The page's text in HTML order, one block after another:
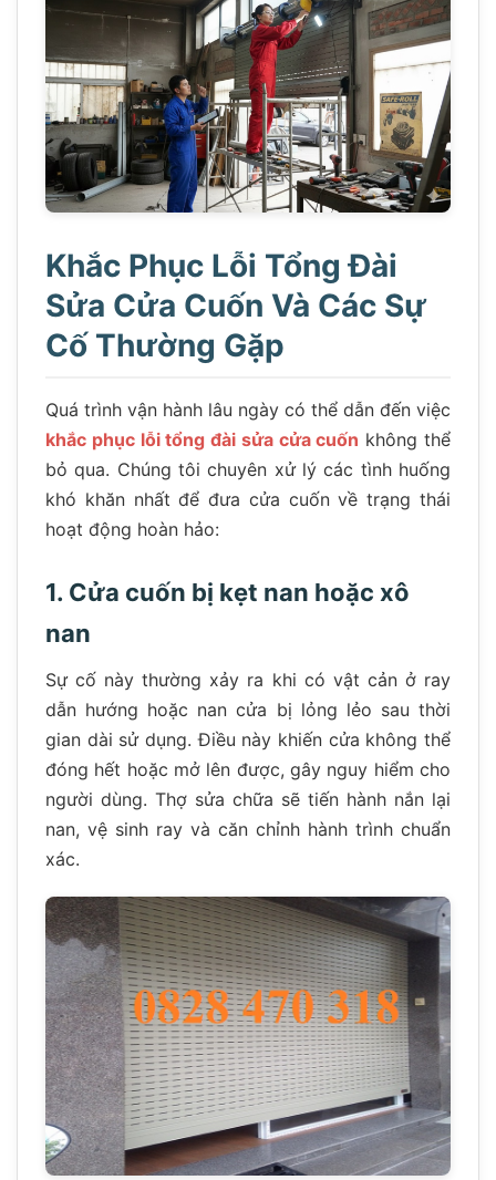
Khắc Phục Lỗi Tổng Đài
Sửa Cửa Cuốn Và Các Sự
Cố Thường Gặp
Quá trình vận hành lâu ngày có thể dẫn đến việc
khắc phục lỗi tổng đài sửa cửa cuốn không thể
bỏ qua. Chúng tôi chuyên xử lý các tình huống
khó khăn nhất để đưa cửa cuốn về trạng thái
hoạt động hoàn hảo:
1. Cửa cuốn bị kẹt nan hoặc xô
nan
Sự cố này thường xảy ra khi có vật cản ở ray
dẫn hướng hoặc nan cửa bị lỏng lẻo sau thời
gian dài sử dụng. Điều này khiến cửa không thể
đóng hết hoặc mở lên được, gây nguy hiểm cho
người dùng. Thợ sửa chữa sẽ tiến hành nắn lại
nan, vệ sinh ray và căn chỉnh hành trình chuẩn
xác.